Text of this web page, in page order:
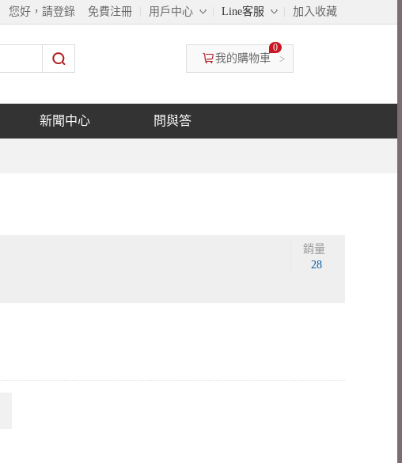
您好，請登錄 免費注冊 ◇
用戶中心 ◇
Line客服 加入收藏
>
0
我的購物車
新聞中心 問與答
銷量
28